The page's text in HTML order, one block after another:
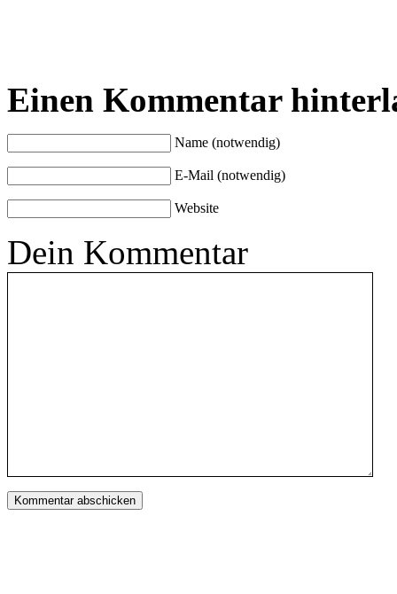
Einen Kommentar
Name (notwendig)
E-Mail (notwendig)
Website
Dein Kommentar